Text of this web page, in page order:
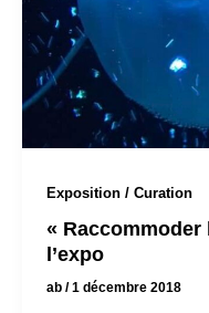
Exposition / Curation
«
l’expo
ab /1 décembre 2018